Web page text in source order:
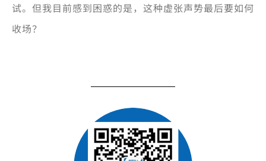
试。但我目前感到困惑的是，这种虚张声势最后要如何
收场？